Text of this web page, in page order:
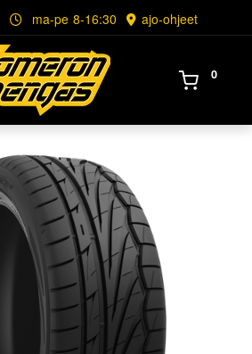
ma-pe 8-16:30 ajo-ohjeet
0